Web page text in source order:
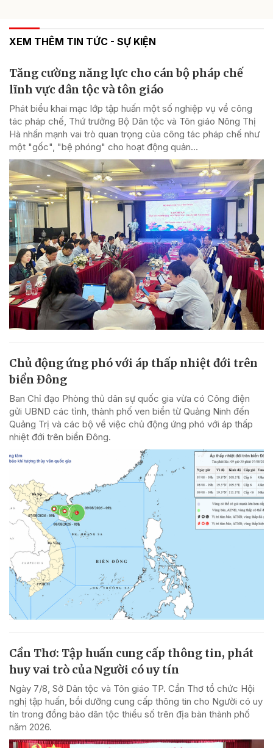
XEM THÊM TIN TỨC - SỰ KIỆN
Tăng cường năng lực cho cán bộ pháp chế
lĩnh vực dân tộc và tôn giáo
Phát biểu khai mạc lớp tập huấn một số nghiệp vụ về công
tác pháp chế, Thứ trưởng Bộ Dân tộc và Tôn giáo Nông Thị
Hà nhấn mạnh vai trò quan trọng của công tác pháp chế như
một "gốc", "bệ phóng" cho hoạt động quản...
Chủ động ứng phó với áp thấp nhiệt đới trên
biển Đông
Ban Chỉ đạo Phòng thủ dân sự quốc gia vừa có Công điện
gửi UBND các tỉnh, thành phố ven biển từ Quảng Ninh đến
Quảng Trị và các bộ về việc chủ động ứng phó với áp thấp
nhiệt đới trên biển Đông.
Cần Thơ: Tập huấn cung cấp thông tin, phát
huy vai trò của Người có uy tín
Ngày 7/8, Sở Dân tộc và Tôn giáo TP. Cần Thơ tổ chức Hội
nghị tập huấn, bồi dưỡng cung cấp thông tin cho Người có uy
tín trong đồng bào dân tộc thiểu số trên địa bàn thành phố
năm 2026.